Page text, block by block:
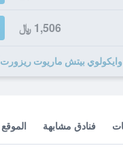
1,506 ﷼
فنادق مشابهة الموقع